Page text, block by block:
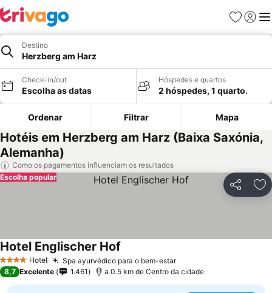
Favoritos
Iniciar
Destino
Herzberg am Harz
Check-in/out
Escolha as datas
Hóspedes e quartos
2 hóspedes, 1 quarto.
Ordenar Filtrar Mapa
Hotéis em Herzberg am Harz (Baixa Saxónia,
Alemanha)
Como os pagamentos influenciam os resultados
Partilhar
Escolha popular
4 EstrelasHotel Spa ayurvédico para o bem-estar
Hotel Englischer Hof
8,7 Excelente 1.461 a 0.5 km de Centro da cidade